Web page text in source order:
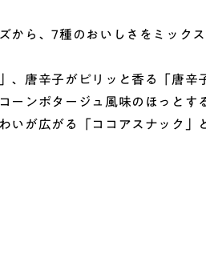
ら、7種のおいしさをミック
唐辛子がピリッと香る「唐辛
ンポタージュ風味のほっとす
いが広がる「ココアスナック」